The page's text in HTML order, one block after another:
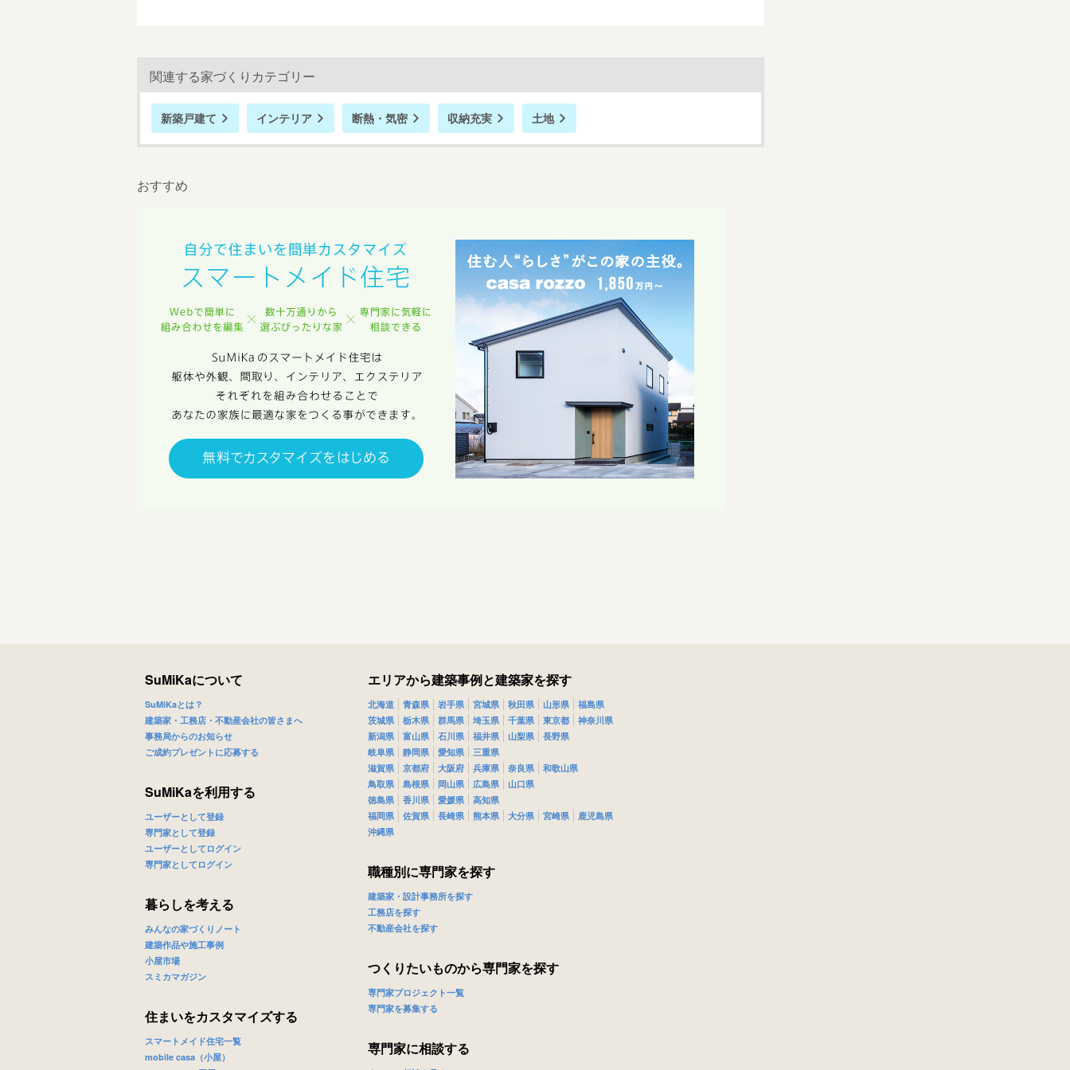
関連する家づくりカテゴリー
新築戸建て インテリア 断熱・気密 収納充実 土地
おすすめ
SuMiKaについて
SuMiKaとは？
建築家・工務店・不動産会社の皆さまへ
事務局からのお知らせ
ご成約プレゼントに応募する
SuMiKaを利用する
ユーザーとして登録
専門家として登録
ユーザーとしてログイン
専門家としてログイン
暮らしを考える
みんなの家づくりノート
建築作品や施工事例
小屋市場
スミカマガジン
住まいをカスタマイズする
スマートメイド住宅一覧
mobile casa（小屋）
エリアから建築事例と建築家を探す
北海道 青森県 岩手県 宮城県 秋田県 山形県
福島県
茨城県
栃木県 群馬県 埼玉県 千葉県 東京都
神奈川県
新潟県
富山県 石川県 福井県 山梨県
長野県
岐阜県
静岡県 愛知県
三重県
滋賀県
京都府 大阪府 兵庫県 奈良県
和歌山県
鳥取県
島根県 岡山県 広島県
山口県
徳島県
香川県 愛媛県
高知県
福岡県
佐賀県 長崎県 熊本県 大分県 宮崎県
鹿児島県
沖縄県
職種別に専門家を探す
建築家・設計事務所を探す
工務店を探す
不動産会社を探す
つくりたいものから専門家を探す
専門家プロジェクト一覧
専門家を募集する
専門家に相談する